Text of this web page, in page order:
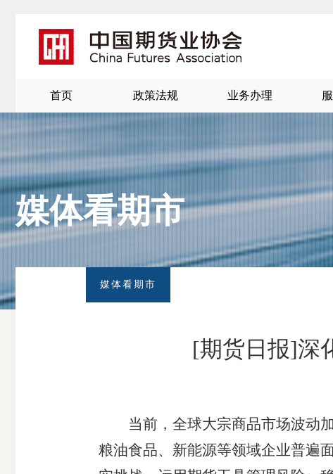
首页 政策法规 业务办理
媒体看期市
媒体看期市
[期货日报]深
当前，全球大宗商品市场波动
粮油食品、新能源等领域企业普遍
北
京